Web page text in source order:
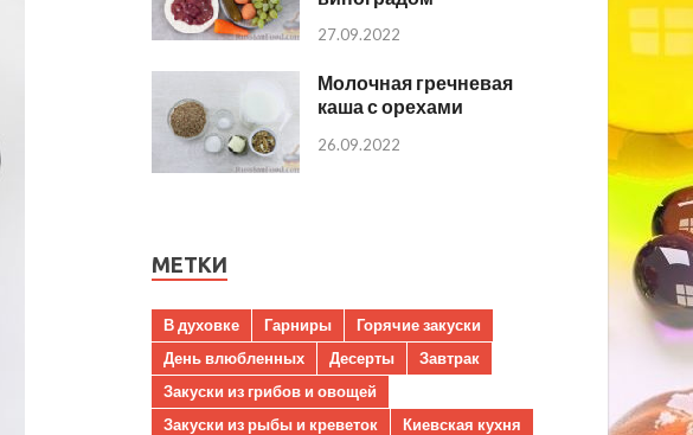
27.09.2022
Молочная гречневая
каша с орехами
26.09.2022
МЕТКИ
В духовке Гарниры
Горячие закуски
День влюбленных
Десерты
Завтрак
Закуски из грибов и овощей
Закуски из рыбы и креветок
Киевская кухня